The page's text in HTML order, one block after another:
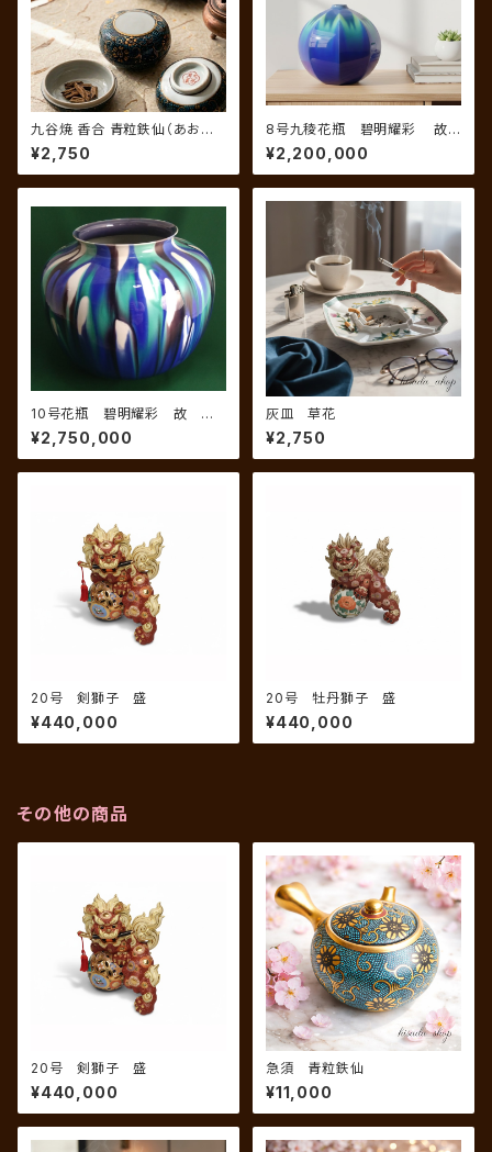
九谷焼 香合 青粒鉄仙（あおち
ぶてっせん）
¥2,750
8号九稜花瓶 碧明耀彩 故
三代 德田八十吉 作
¥2,200,000
10号花瓶 碧明耀彩 故 三
代 德田八十吉
¥2,750,000
灰皿 草花
¥2,750
20号 剣獅子 盛
¥440,000
20号 牡丹獅子 盛
¥440,000
その他の商品
20号 剣獅子 盛
¥440,000
急須 青粒鉄仙
¥11,000